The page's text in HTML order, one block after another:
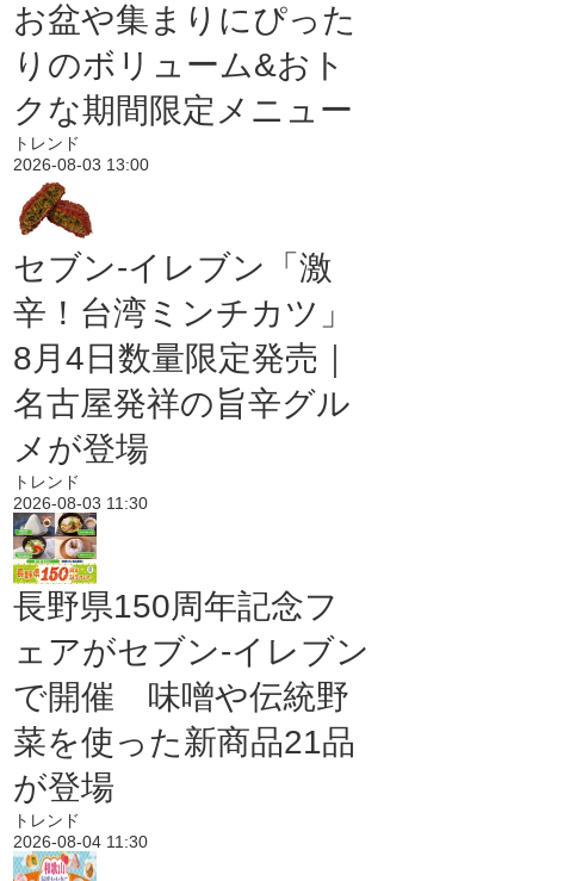
お盆や集まりにぴった
りのボリューム&おト
クな期間限定メニュー
トレンド
2026-08-03 13:00
セブン-イレブン「激
辛！台湾ミンチカツ」
8月4日数量限定発売｜
名古屋発祥の旨辛グル
メが登場
トレンド
2026-08-03 11:30
長野県150周年記念フ
ェアがセブン-イレブン
で開催 味噌や伝統野
菜を使った新商品21品
が登場
トレンド
2026-08-04 11:30